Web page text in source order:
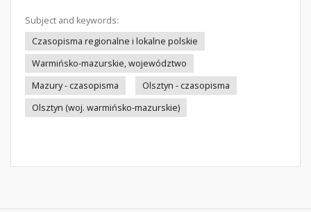
Subject and keywords:
Czasopisma regionalne i lokalne polskie
Warmińsko-mazurskie, województwo
Mazury - czasopisma
Olsztyn - czasopisma
Olsztyn (woj. warmińsko-mazurskie)